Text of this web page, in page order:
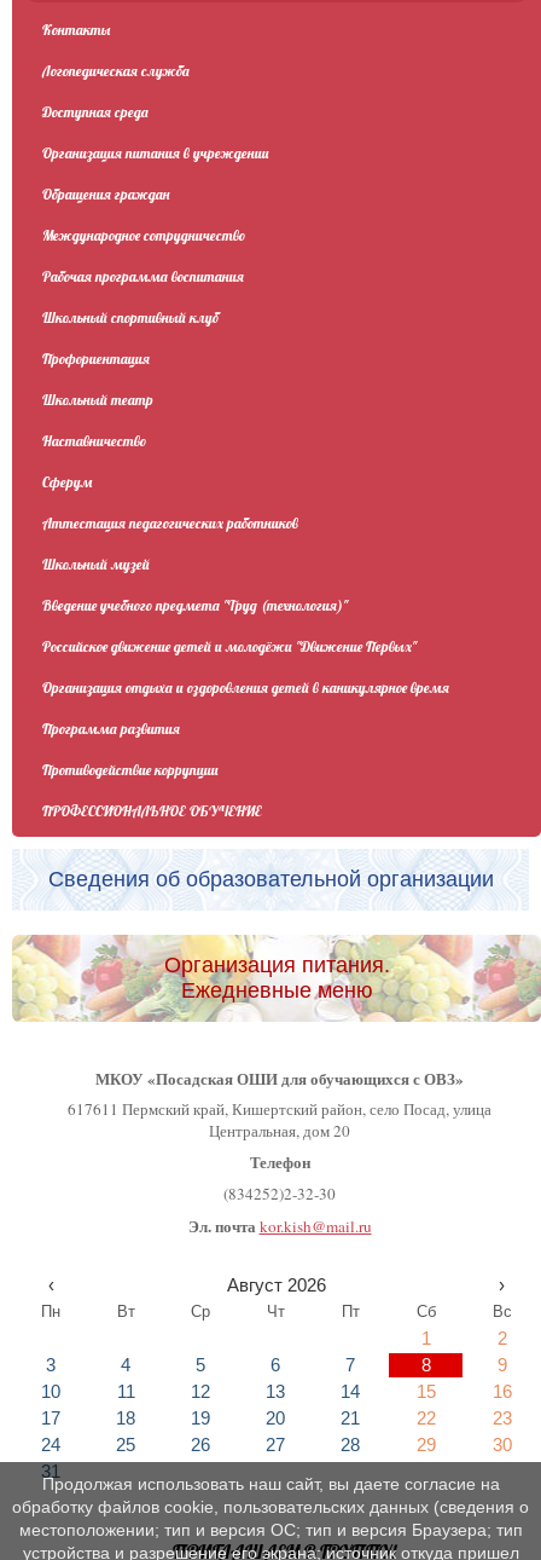
Контакты
Логопедическая служба
Доступная среда
Организация питания в учреждении
Обращения граждан
Международное сотрудничество
Рабочая программа воспитания
Школьный спортивный клуб
Профориентация
Школьный театр
Наставничество
Сферум
Аттестация педагогических работников
Школьный музей
Введение учебного предмета "Труд (технология)"
Российское движение детей и молодёжи "Движение Первых"
Организация отдыха и оздоровления детей в каникулярное время
Программа развития
Противодействие коррупции
ПРОФЕССИОНАЛЬНОЕ ОБУЧЕНИЕ
Сведения об образовательной организации
Организация питания.
Ежедневные меню
МКОУ «Посадская ОШИ для обучающихся с ОВЗ»
617611 Пермский край, Кишертский район, село Посад, улица
Центральная, дом 20
Телефон
(834252)2-32-30
Эл. почта kor.kish@mail.ru
‹ Август 2026 ›
Пн Вт Ср Чт Пт Сб Вс
1
2
3
4 5 6 7 8
9
10
11 12 13 14 15
16
17
18 19 20 21 22
23
24
25 26 27 28 29
30
31
ПРИГЛАШАЕМ В ГРУППУ!
Продолжая использовать наш сайт, вы даете согласие на
обработку файлов cookie, пользовательских данных (сведения о
местоположении; тип и версия ОС; тип и версия Браузера; тип
устройства и разрешение его экрана; источник откуда пришел